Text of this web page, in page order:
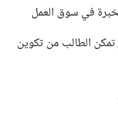
في سوق العمل
تمكن الطالب من تكوين